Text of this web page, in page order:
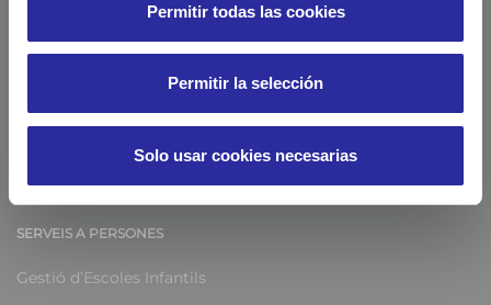
Permitir todas las cookies
Permitir la selección
Solo usar cookies necesarias
SERVEIS A PERSONES
Gestió d’Escoles Infantils